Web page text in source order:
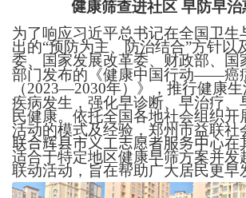
健康筛查进社区 早防早治
为了响应习近平总书记在全国卫生
出的“预防为主、防治结合”方针以
委、国家发展改革委、财政部、国
部门发布的《健康中国行动——癌
（2023—2030年）》，推行健康
疾病发生，强化早诊断、早治疗、
民健康。依托全国各地社会组织开
活动的模式及经验，郑州市益联社
联合辉县市义工志愿者服务中心在
适合于特定地区健康早筛方案并发
联动活动，旨在帮助广大居民更早